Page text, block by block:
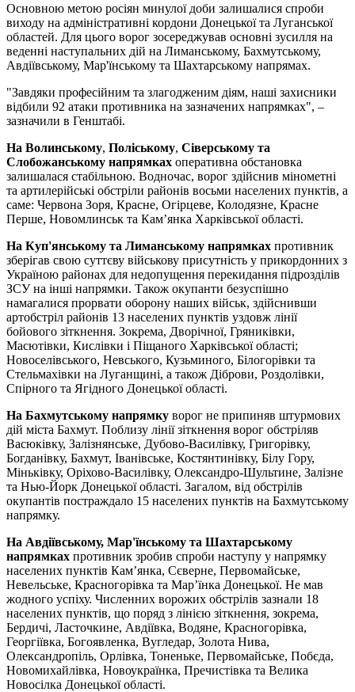
Основною метою росіян минулої доби залишалися спроби
виходу на адміністративні кордони Донецької та Луганської
областей. Для цього ворог зосереджував основні зусилля на
веденні наступальних дій на Лиманському, Бахмутському,
Авдіївському, Мар'їнському та Шахтарському напрямах.
"Завдяки професійним та злагодженим діям, наші захисники
відбили 92 атаки противника на зазначених напрямках", –
зазначили в Генштабі.
На Волинському, Поліському, Сіверському та
Слобожанському напрямках оперативна обстановка
залишалася стабільною. Водночас, ворог здійснив мінометні
та артилерійські обстріли районів восьми населених пунктів, а
саме: Червона Зоря, Красне, Огірцеве, Колодязне, Красне
Перше, Новомлинськ та Кам’янка Харківської області.
На Куп'янському та Лиманському напрямках противник
зберігав свою суттєву військову присутність у прикордонних з
Україною районах для недопущення перекидання підрозділів
ЗСУ на інші напрямки. Також окупанти безуспішно
намагалися прорвати оборону наших військ, здійснивши
артобстріл районів 13 населених пунктів уздовж лінії
бойового зіткнення. Зокрема, Дворічної, Гряниківки,
Масютівки, Кислівки і Піщаного Харківської області;
Новоселівського, Невського, Кузьминого, Білогорівки та
Стельмахівки на Луганщині, а також Діброви, Роздолівки,
Спірного та Ягідного Донецької області.
На Бахмутському напрямку ворог не припиняв штурмових
дій міста Бахмут. Поблизу лінії зіткнення ворог обстріляв
Васюківку, Залізнянське, Дубово-Василівку, Григорівку,
Богданівку, Бахмут, Іванівське, Костянтинівку, Білу Гору,
Міньківку, Оріхово-Василівку, Олександро-Шультине, Залізне
та Нью-Йорк Донецької області. Загалом, від обстрілів
окупантів постраждало 15 населених пунктів на Бахмутському
напрямку.
На Авдіївському, Мар'їнському та Шахтарському
напрямках противник зробив спроби наступу у напрямку
населених пунктів Кам’янка, Сєверне, Первомайське,
Невельське, Красногорівка та Мар’їнка Донецької. Не мав
жодного успіху. Численних ворожих обстрілів зазнали 18
населених пунктів, що поряд з лінією зіткнення, зокрема,
Бердичі, Ласточкине, Авдіївка, Водяне, Красногорівка,
Георгіївка, Богоявленка, Вугледар, Золота Нива,
Олександропіль, Орлівка, Тоненьке, Первомайське, Побєда,
Новомихайлівка, Новоукраїнка, Пречистівка та Велика
Новосілка Донецької області.